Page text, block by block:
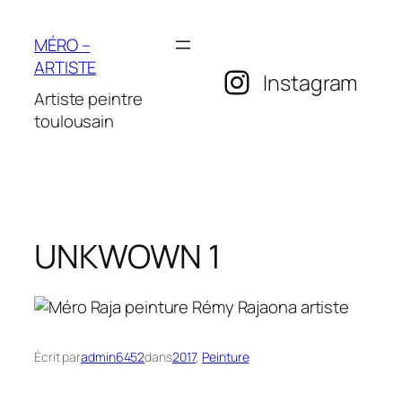
contenu
MÉRO –
ARTISTE
Artiste peintre
toulousain
Instagram
UNKWOWN 1
Écrit paradmin6452dans2017, Peinture